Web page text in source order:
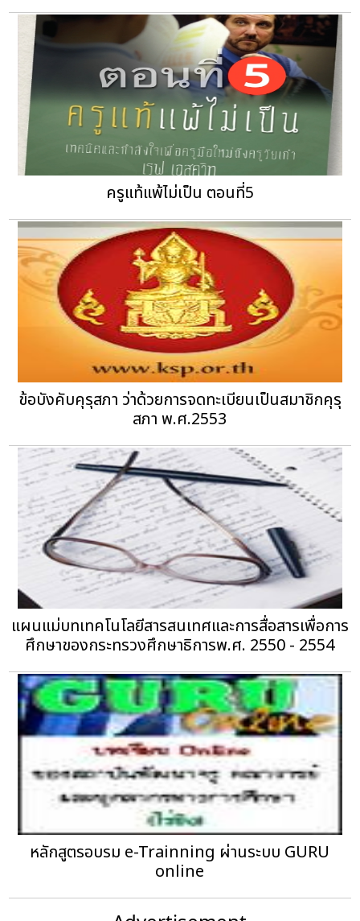
ครูแท้แพ้ไม่เป็น ตอนที่5
ข้อบังคับคุรุสภา ว่าด้วยการจดทะเบียนเป็นสมาชิกคุรุ
สภา พ.ศ.2553
แผนแม่บทเทคโนโลยีสารสนเทศและการสื่อสารเพื่อการ
ศึกษาของกระทรวงศึกษาธิการพ.ศ. 2550 - 2554
หลักสูตรอบรม e-Trainning ผ่านระบบ GURU
online